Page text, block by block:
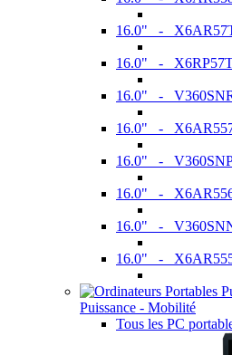
16.0" -
16.0" -
16.0" -
16.0" -
16.0" -
16.0" -
16.0" -
16.0" -
Puissance - Mobilité
Tous les PC